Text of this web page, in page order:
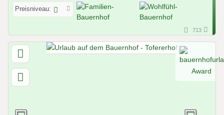
Preisniveau:
713